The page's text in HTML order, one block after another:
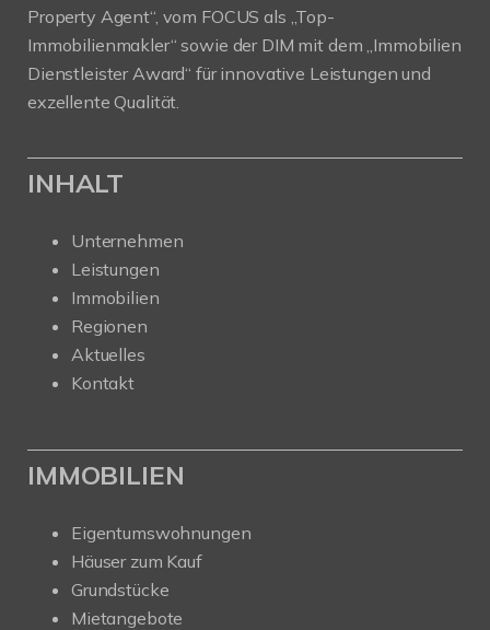
Property Agent“, vom FOCUS als „Top-
Immobilienmakler“ sowie der DIM mit dem „Immobilien
Dienstleister Award“ für innovative Leistungen und
exzellente Qualität.
INHALT
Unternehmen
Leistungen
Immobilien
Regionen
Aktuelles
Kontakt
IMMOBILIEN
Eigentumswohnungen
Häuser zum Kauf
Grundstücke
Mietangebote